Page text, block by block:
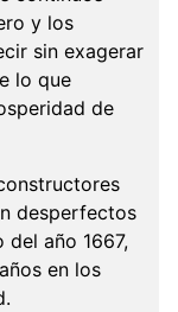
y los
sin exagerar
lo que
de
desperfectos
año 1667,
en los